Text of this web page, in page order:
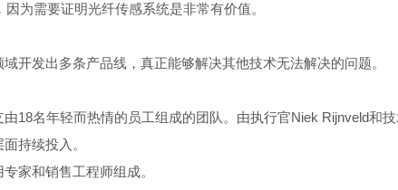
为需要证明光纤传感系统是非常有价值。
开发出多条产品线，真正能够解决其他技术无法解决的问题。
由18名年轻而热情的员工组成的团队。由执行官Niek Rijnveld和
持续投入。
家和销售工程师组成。